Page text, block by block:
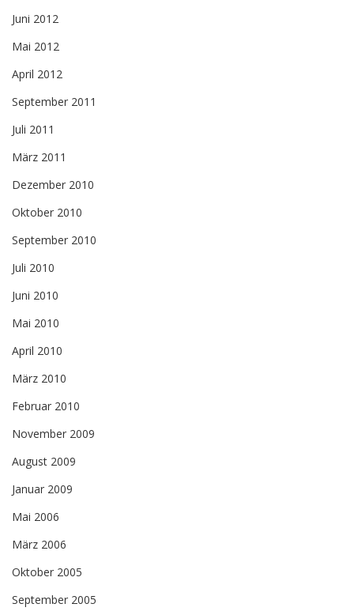
Juni 2012
Mai 2012
April 2012
September 2011
Juli 2011
März 2011
Dezember 2010
Oktober 2010
September 2010
Juli 2010
Juni 2010
Mai 2010
April 2010
März 2010
Februar 2010
November 2009
August 2009
Januar 2009
Mai 2006
März 2006
Oktober 2005
September 2005